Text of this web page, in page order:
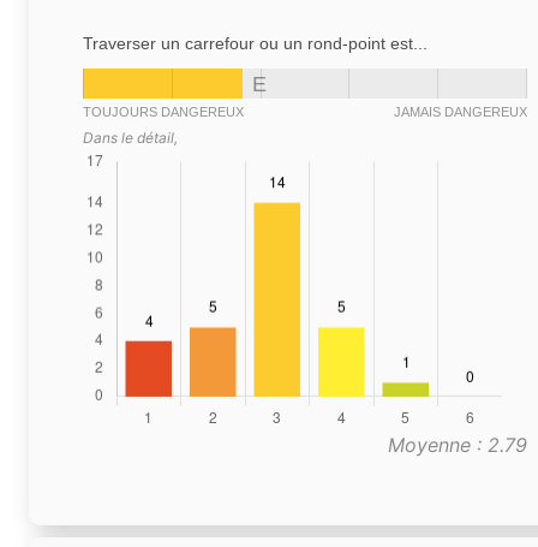
Traverser un carrefour ou un rond-point est...
E
TOUJOURS DANGEREUX JAMAIS DANGEREUX
Dans le détail,
Moyenne : 2.79